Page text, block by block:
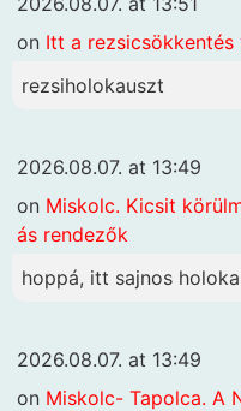
on Itt a rezsicsökkentés
rezsiholokauszt
2026.08.07. at 13:49
on Miskolc. Kicsit
ás rendezők
hoppá, itt sajnos
2026.08.07. at 13:49
on Miskolc- Tapolca. A